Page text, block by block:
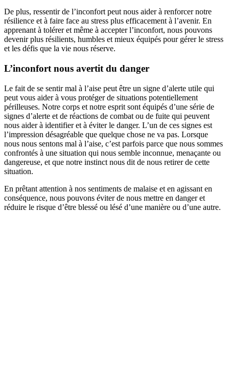
De plus, ressentir de l’inconfort peut nous aider à renforcer notre
résilience et à faire face au stress plus efficacement à l’avenir. En
apprenant à tolérer et même à accepter l’inconfort, nous pouvons
devenir plus résilients, humbles et mieux équipés pour gérer le stress
et les défis que la vie nous réserve.
L’inconfort nous avertit du danger
Le fait de se sentir mal à l’aise peut être un signe d’alerte utile qui
peut vous aider à vous protéger de situations potentiellement
périlleuses. Notre corps et notre esprit sont équipés d’une série de
signes d’alerte et de réactions de combat ou de fuite qui peuvent
nous aider à identifier et à éviter le danger. L’un de ces signes est
l’impression désagréable que quelque chose ne va pas. Lorsque
nous nous sentons mal à l’aise, c’est parfois parce que nous sommes
confrontés à une situation qui nous semble inconnue, menaçante ou
dangereuse, et que notre instinct nous dit de nous retirer de cette
situation.
En prêtant attention à nos sentiments de malaise et en agissant en
conséquence, nous pouvons éviter de nous mettre en danger et
réduire le risque d’être blessé ou lésé d’une manière ou d’une autre.